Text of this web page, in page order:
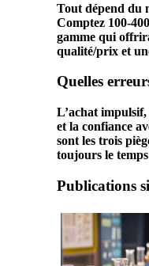
Tout dépend du
Comptez 100-
gamme qui
qualité/prix et
Quelles
L’achat impulsif,
et la confiance
sont les trois
toujours le
Publications